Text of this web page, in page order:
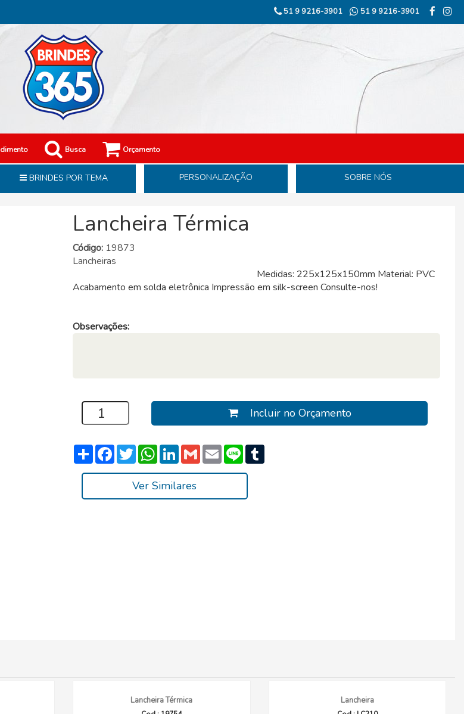
51 9 9216-3901 51 9 9216-3901
Busca Orçamento
BRINDES POR TEMA PERSONALIZAÇÃO SOBRE NÓS
Lancheira Térmica
Código: 19873
Lancheiras
Medidas: 225x125x150mm Material: PVC
Acabamento em solda eletrônica Impressão em silk-screen Consulte-nos!
Observações:
Incluir no Orçamento
Compartilhar
Facebook
TwitterWhatsApp
LinkedInGmailEmailLine
Ver Similares
Lancheira Térmica Lancheira